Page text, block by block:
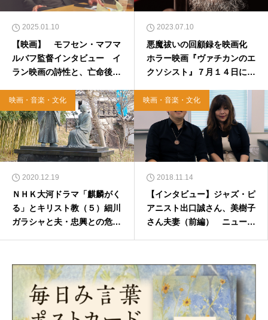
2025.01.10
【映画】 モフセン・マフマ
ルバフ監督インタビュー イ
ラン映画の詩性と、亡命後の
2023.07.10
悪魔祓いの回顧録を映画化
ホラー映画『ヴァチカンのエ
クソシスト』７月１４日に公
映画・音楽・文化
2020.12.19
ＮＨＫ大河ドラマ「麒麟がく
る」とキリスト教（５）細川
ガラシャと夫・忠興との危う
映画・音楽・文化
2018.11.14
【インタビュー】ジャズ・ピ
アニスト出口誠さん、美樹子
さん夫妻（前編） ニューア